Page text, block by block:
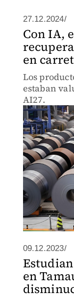
27.12.2024/
Con IA,
en
Los
estaban
AI27.
09.12.2023/
en